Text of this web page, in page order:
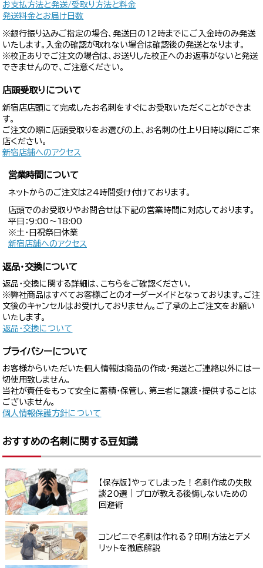
お支払方法と発送/受取り方法と料金
発送料金とお届け日数
※銀行振り込みご指定の場合、発送日の12時までにご入金時のみ発送
いたします。入金の確認が取れない場合は確認後の発送となります。
※校正ありでご注文の場合は、お送りした校正へのお返事がないと発送
できませんので、ご注意ください。
店頭受取りについて
新宿店店頭にて完成したお名刺をすぐにお受取いただくことができま
す。
ご注文の際に店頭受取りをお選びの上、お名刺の仕上り日時以降にご来
店ください。
新宿店舗へのアクセス
営業時間について
ネットからのご注文は24時間受け付けております。
店頭でのお受取りやお問合せは下記の営業時間に対応しております。
平日：9:00〜18:00
※土・日祝祭日休業
新宿店舗へのアクセス
返品・交換について
返品・交換に関する詳細は、こちらをご確認ください。
※弊社商品はすべてお客様ごとのオーダーメイドとなっております。ご注
文後のキャンセルはお受けしておりません。ご了承の上ご注文をお願い
いたします。
返品・交換について
プライバシーについて
お客様からいただいた個人情報は商品の作成・発送とご連絡以外には一
切使用致しません。
当社が責任をもって安全に蓄積・保管し、第三者に譲渡・提供することは
ございません。
個人情報保護方針について
おすすめの名刺に関する豆知識
【保存版】やってしまった！名刺作成の失敗
談20選｜プロが教える後悔しないための
回避術
コンビニで名刺は作れる？印刷方法とデメ
リットを徹底解説